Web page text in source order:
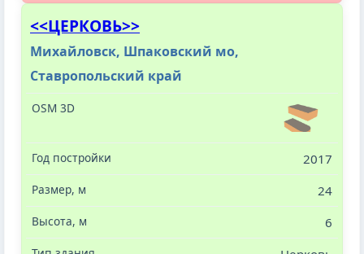
<<ЦЕРКОВЬ>>
Михайловск, Шпаковский мо,
Ставропольский край
2017
24
6